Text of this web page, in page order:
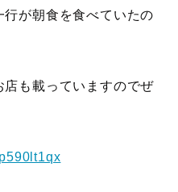
が朝食を食べていたの
も載っていますのでぜ